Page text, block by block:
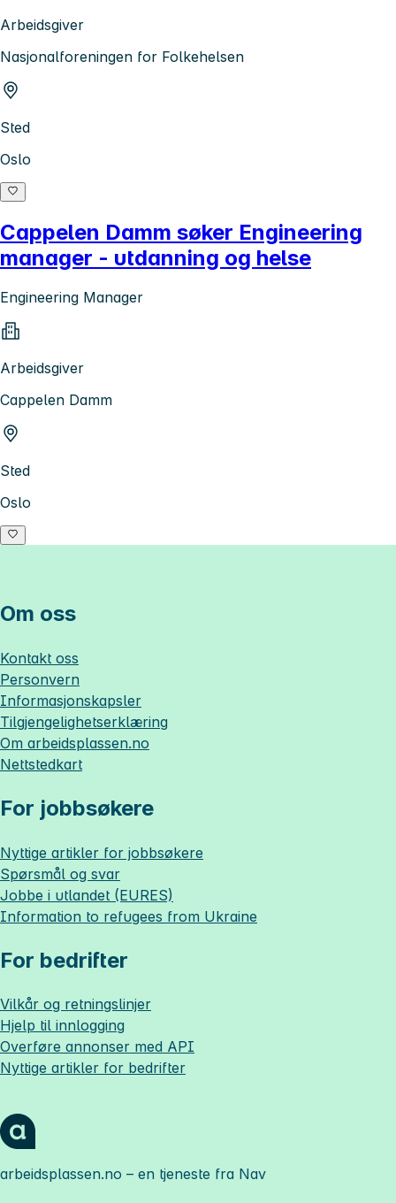
Arbeidsgiver
Nasjonalforeningen for Folkehelsen
Sted
Oslo
Cappelen Damm søker Engineering
manager - utdanning og helse
Engineering Manager
Arbeidsgiver
Cappelen Damm
Sted
Oslo
Om oss
Kontakt oss
Personvern
Informasjonskapsler
Tilgjengelighetserklæring
Om arbeidsplassen.no
Nettstedkart
For jobbsøkere
Nyttige artikler for jobbsøkere
Spørsmål og svar
Jobbe i utlandet (EURES)
Information to refugees from Ukraine
For bedrifter
Vilkår og retningslinjer
Hjelp til innlogging
Overføre annonser med API
Nyttige artikler for bedrifter
arbeidsplassen.no – en tjeneste fra Nav